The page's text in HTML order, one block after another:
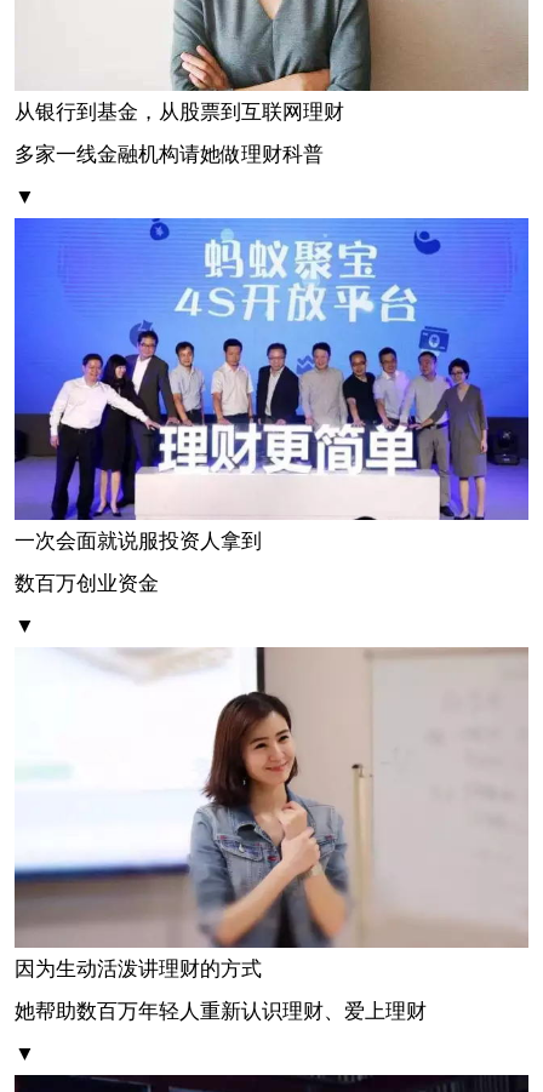
从银行到基金，从股票到互联网理财
多家一线金融机构请她做理财科普
▼
一次会面就说服投资人拿到
数百万创业资金
▼
因为生动活泼讲理财的方式
她帮助数百万年轻人重新认识理财、爱上理财
▼